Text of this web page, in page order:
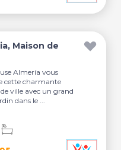
Maison de
Almería vous
cette charmante
ville avec un grand
dans le ...